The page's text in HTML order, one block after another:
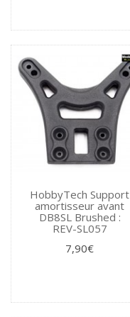
HobbyTech Support
amortisseur avant
DB8SL Brushed :
REV-SL057
7,90€